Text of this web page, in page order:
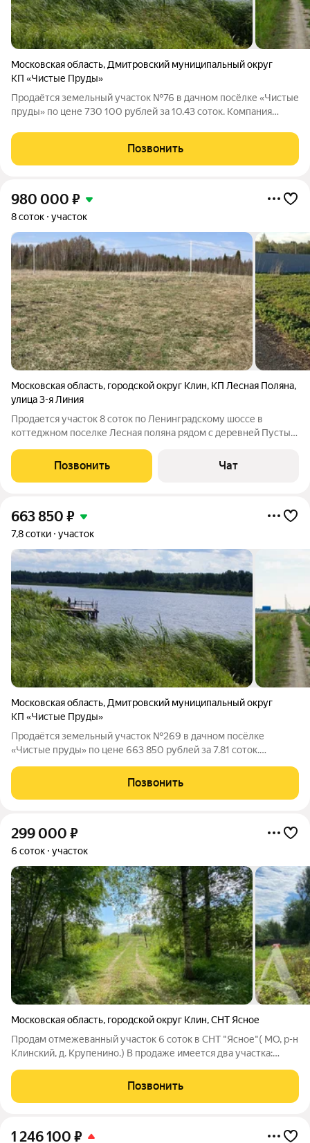
Московская область, Дмитровский муниципальный округ
КП «Чистые Пруды»
Продаётся земельный участок №76 в дачном посёлке «Чистые
пруды» по цене 730 100 рублей за 10.43 соток. Компания
на срок до двух лет с первоначальным взносом от 30%
стоимости. Для оформленияПозвонить
980 000 ₽
8 соток участок
Московская область, городской округ Клин, КП Лесная Поляна,
улица 3-я Линия
Продается участок 8 соток по Ленинградскому шоссе в
коттеджном поселке Лесная поляна рядом с деревней Пустые
отдаленном от федеральных трасс месте, примерно в 8 км к
юго-востоку от города Клин, 58 км от
Позвонить Чат
663 850 ₽
7,8 сотки участок
Московская область, Дмитровский муниципальный округ
КП «Чистые Пруды»
Продаётся земельный участок №269 в дачном посёлке
«Чистые пруды» по цене 663 850 рублей за 7.81 соток.
рассрочки на срок до двух лет с первоначальным взносом от
30% стоимости. Для оформления
Позвонить
299 000 ₽
6 соток участок
Московская область, городской округ Клин,СНТ Ясное
Продам отмежеванный участок 6 соток в СНТ "Ясное"( МО, р-н
Клинский, д. Крупенино.) В продаже имеется два участка:
для садоводства. 50:03:0030215:325 уч. 6 сот, отмежеван,
электрический столб
Позвонить
1 246 100 ₽